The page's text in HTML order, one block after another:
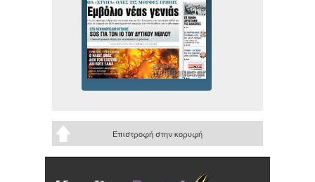
Επιστροφή στην κορυφή